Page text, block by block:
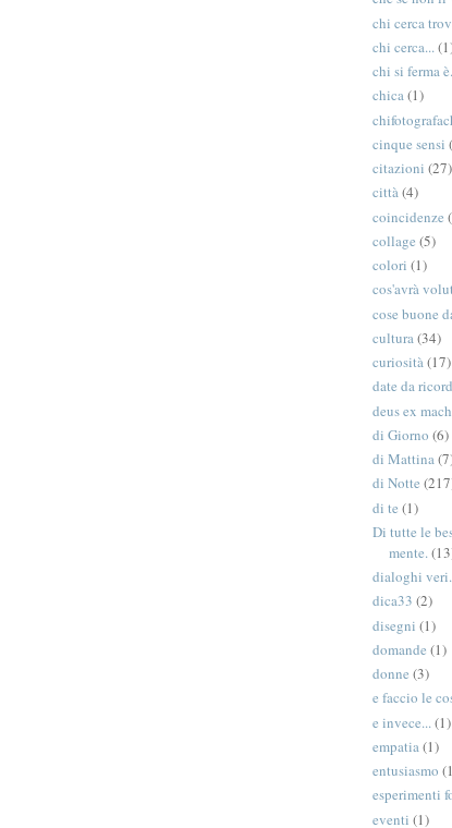
chi cerca
chi cerca...
chi si ferma
chica(1)
cinque sensi
citazioni (27)
città(4)
coincidenze
collage (5)
colori (1)
cos'avrà
cose buone
cultura(34)
curiosità(17)
date da
deus ex
di Giorno (6)
di Mattina
di Notte
di te (1)
Di tutte le
mente.
dialoghi
dica33 (2)
disegni (1)
domande (1)
donne (3)
e faccio le
e invece...(1)
empatia(1)
entusiasmo
esperimenti
eventi (1)